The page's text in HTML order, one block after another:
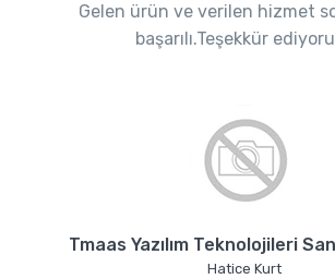
Gelen ürün ve verilen hizmet
başarılı.Teşekkür
Tmaas Yazılım Teknolojileri
Hatice Kurt